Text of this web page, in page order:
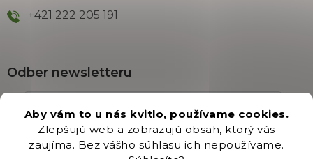
Aby vám to u nás kvitlo, používame cookies.
Zlepšujú web a zobrazujú obsah, ktorý vás
zaujíma. Bez vášho súhlasu ich nepoužívame.
+421 222 205 191
Odber newsletteru
Vložením e-mailu súhlasíte s podmienkamiochrany
osobných údajov.